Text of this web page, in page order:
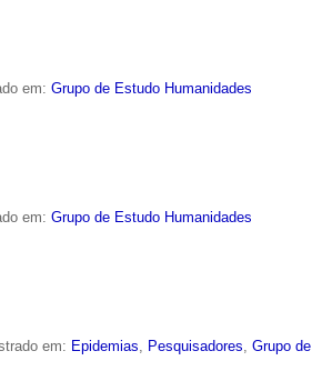
em:Grupo de Estudo Humanidades
em:Grupo de Estudo Humanidades
em: Epidemias Pesquisadores ,Grupo de